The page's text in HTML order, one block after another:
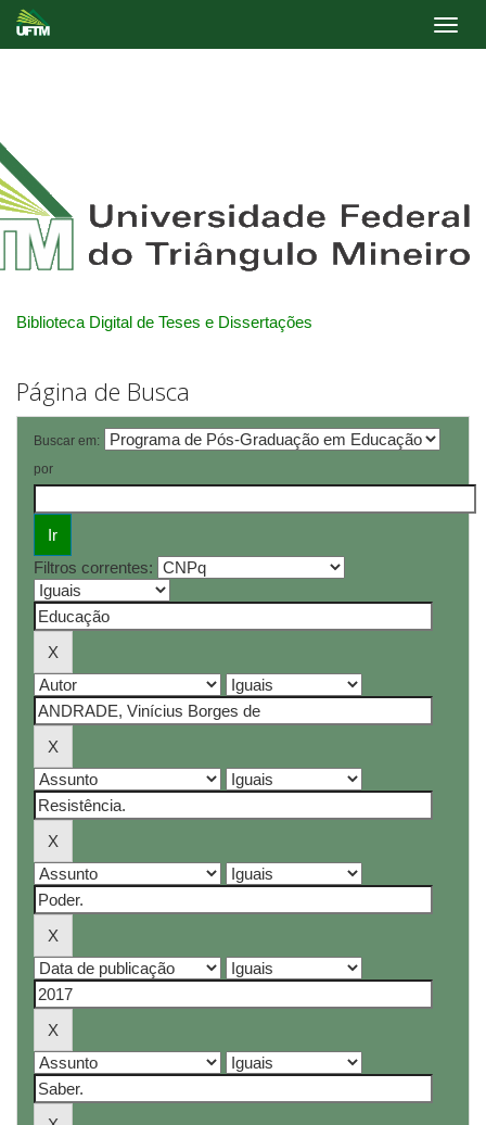
Biblioteca Digital de Teses e Dissertações
Página de Busca
Buscar em:
por
Filtros correntes: